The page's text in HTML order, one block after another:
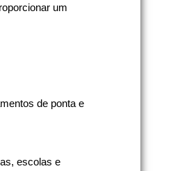
um
de ponta e
escolas e